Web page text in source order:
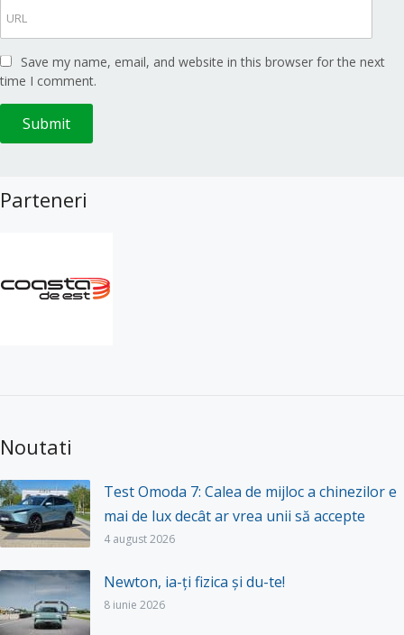
Save my name, email, and website in this browser for the next
time I comment.
Parteneri
Noutati
Test Omoda 7: Calea de mijloc a chinezilor e
mai de lux decât ar vrea unii să accepte
4 august 2026
Newton, ia-ți fizica și du-te!
8 iunie 2026